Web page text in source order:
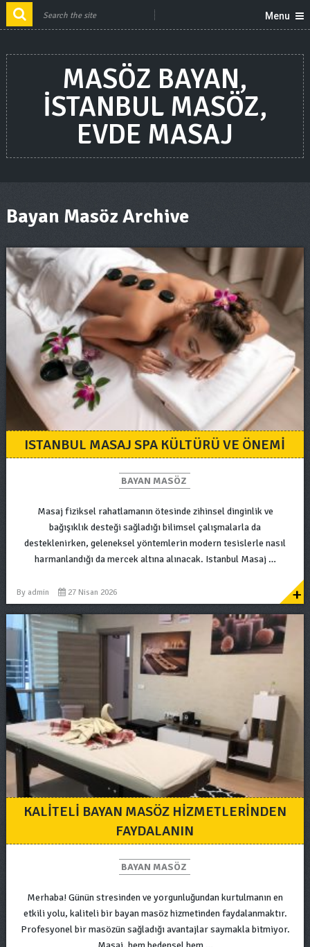
Menu
MASÖZ BAYAN,
ISTANBUL MASÖZ,
EVDE MASAJ
Bayan Masöz Archive
ISTANBUL MASAJ SPA KÜLTÜRÜ VE ÖNEMI
BAYAN MASÖZ
Masaj fiziksel rahatlamanın ötesinde zihinsel dinginlik ve
bağışıklık desteği sağladığı bilimsel çalışmalarla da
desteklenirken, geleneksel yöntemlerin modern tesislerle nasıl
harmanlandığı da mercek altına alınacak. Istanbul Masaj …
By admin 27 Nisan 2026 +
KALITELI BAYAN MASÖZ HIZMETLERINDEN
FAYDALANIN
BAYAN MASÖZ
Merhaba! Günün stresinden ve yorgunluğundan kurtulmanın en
etkili yolu, kaliteli bir bayan masöz hizmetinden faydalanmaktır.
Profesyonel bir masözün sağladığı avantajlar saymakla bitmiyor.